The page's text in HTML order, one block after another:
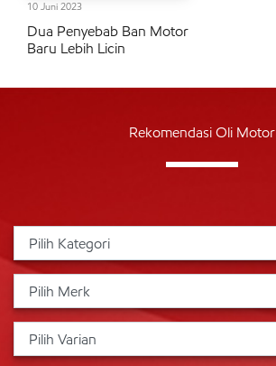
10 Juni 2023
Dua Penyebab Ban Motor
Baru Lebih Licin
Rekomendasi Oli Motor